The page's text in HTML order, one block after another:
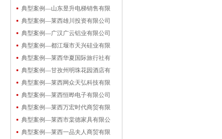
典型案例—山东昱升电梯销售有限
典型案例—莱西雄川投资有限公司
典型案例—广汉广云铝业有限公司
典型案例—都江堰市天兴硅业有限
典型案例—莱西华夏国际旅行社有
典型案例—甘孜州明珠花园酒店有
典型案例—莱西网众天弘科技有限
典型案例—莱西恒晔电子有限公司
典型案例—莱西万宏时代商贸有限
典型案例—莱西市棠德家具有限公
典型案例—莱西一品夫人商贸有限